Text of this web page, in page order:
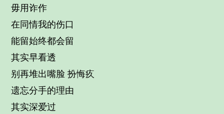
毋用诈作
在同情我的伤口
能留始终都会留
其实早看透
别再堆出嘴脸 扮悔疚
遗忘分手的理由
其实深爱过